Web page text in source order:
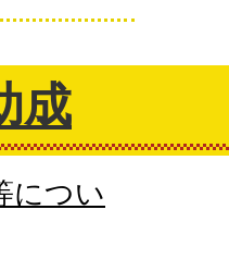
成
につい